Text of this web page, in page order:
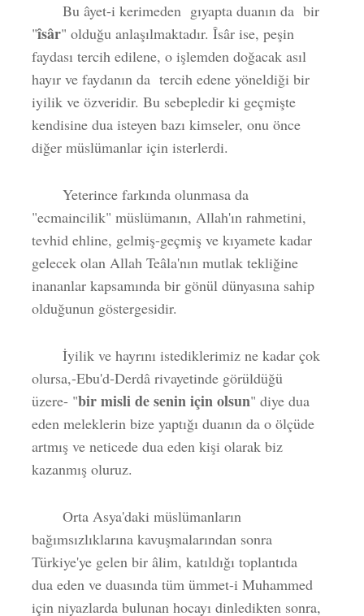
Bu âyet-i kerimeden gıyapta duanın da bir
"îsâr" olduğu anlaşılmaktadır. Îsâr ise, peşin
faydası tercih edilene, o işlemden doğacak asıl
hayır ve faydanın da tercih edene yöneldiği bir
iyilik ve özveridir. Bu sebepledir ki geçmişte
kendisine dua isteyen bazı kimseler, onu önce
diğer müslümanlar için isterlerdi.
Yeterince farkında olunmasa da
"ecmaincilik" müslümanın, Allah'ın rahmetini,
tevhid ehline, gelmiş-geçmiş ve kıyamete kadar
gelecek olan Allah Teâla'nın mutlak tekliğine
inananlar kapsamında bir gönül dünyasına sahip
olduğunun göstergesidir.
İyilik ve hayrını istediklerimiz ne kadar çok
olursa,-Ebu'd-Derdâ rivayetinde görüldüğü
üzere- "bir misli de senin için olsun" diye dua
eden meleklerin bize yaptığı duanın da o ölçüde
artmış ve neticede dua eden kişi olarak biz
kazanmış oluruz.
Orta Asya'daki müslümanların
bağımsızlıklarına kavuşmalarından sonra
Türkiye'ye gelen bir âlim, katıldığı toplantıda
dua eden ve duasında tüm ümmet-i Muhammed
için niyazlarda bulunan hocayı dinledikten sonra,